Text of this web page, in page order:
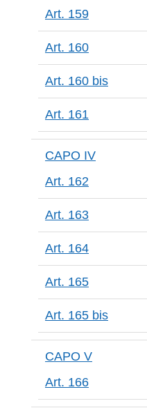
Art. 159
Art. 160
Art. 160 bis
Art. 161
CAPO IV
Art. 162
Art. 163
Art. 164
Art. 165
Art. 165 bis
CAPO V
Art. 166